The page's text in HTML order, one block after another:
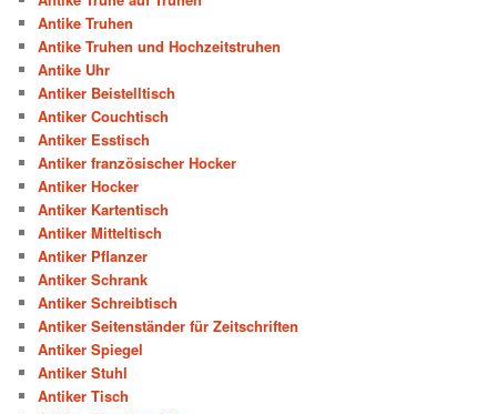
Antike Truhen
Antike Truhen und Hochzeitstruhen
Antike Uhr
Antiker Beistelltisch
Antiker Couchtisch
Antiker Esstisch
Antiker französischer Hocker
Antiker Hocker
Antiker Kartentisch
Antiker Mitteltisch
Antiker Pflanzer
Antiker Schrank
Antiker Schreibtisch
Antiker Seitenständer für Zeitschriften
Antiker Spiegel
Antiker Stuhl
Antiker Tisch